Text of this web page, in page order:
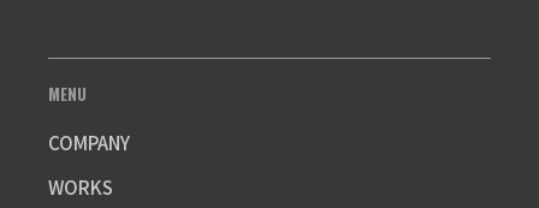
MENU
COMPANY
WORKS